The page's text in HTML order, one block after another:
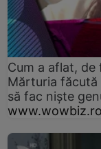
Cum a aflat, de
Mărturia făcută
să fac niște
www.wowbiz.ro